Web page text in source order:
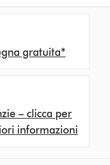
gratuita*
– clicca per
informazioni